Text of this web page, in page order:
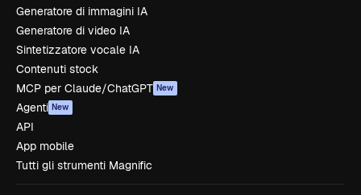
Generatore di immagini IA
Generatore di video IA
Sintetizzatore vocale IA
Contenuti stock
MCP per Claude/ChatGPT New
Agenti New
API
App mobile
Tutti gli strumenti Magnific